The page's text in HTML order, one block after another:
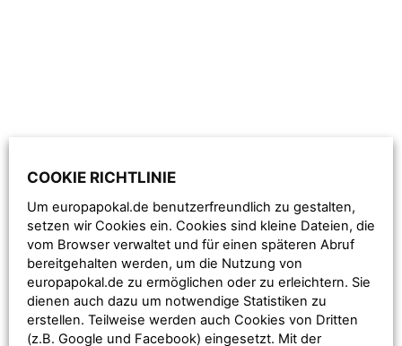
Der Selhurst Park ist die Heimstätte von Crystal Palace.
Das Stadion wurde 1924 fertiggestellt und seitdem trägt
Crystal Palace dort seine Heimspiele aus. Zwischenzeitlich
COOKIE RICHTLINIE
Um europapokal.de benutzerfreundlich zu gestalten,
setzen wir Cookies ein. Cookies sind kleine Dateien, die
vom Browser verwaltet und für einen späteren Abruf
bereitgehalten werden, um die Nutzung von
europapokal.de zu ermöglichen oder zu erleichtern. Sie
dienen auch dazu um notwendige Statistiken zu
erstellen. Teilweise werden auch Cookies von Dritten
(z.B. Google und Facebook) eingesetzt. Mit der